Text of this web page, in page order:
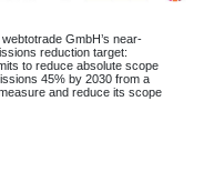
GmbH’s near-
reduction target:
to reduce absolute scope
45% by 2030 from a
and reduce its scope